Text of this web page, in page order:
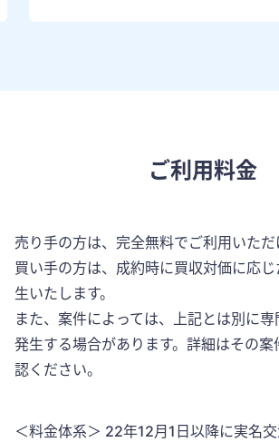
ご利用料金
売り手の方は、完全無料でご利用いただ
買い手の方は、成約時に買収対価に応
生いたします。
また、案件によっては、上記とは別に
発生する場合があります。詳細はその
認ください。
＜料金体系＞ 22年12月1日以降に実名